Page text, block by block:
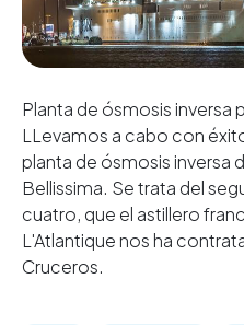
Planta de ósmosis inversa
LLevamos a cabo con
planta de ósmosis inversa
Bellissima. Se trata del
cuatro, que el astillero
L'Atlantique nos ha
Cruceros.